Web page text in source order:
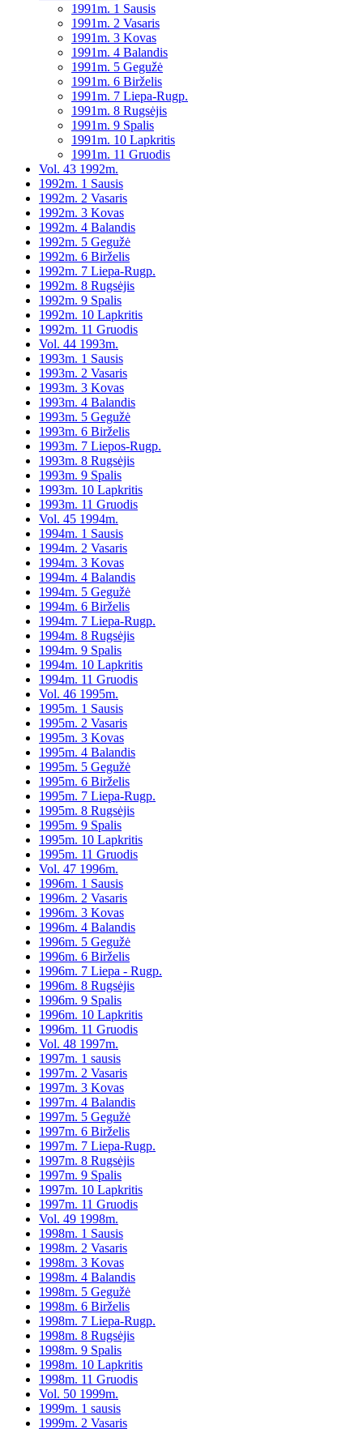
1991m. 1 Sausis
1991m. 2 Vasaris
1991m. 3 Kovas
1991m. 4 Balandis
1991m. 5 Gegužė
1991m. 6 Birželis
1991m. 7 Liepa-Rugp.
1991m. 8 Rugsėjis
1991m. 9 Spalis
1991m. 10 Lapkritis
1991m. 11 Gruodis
Vol. 43 1992m.
1992m. 1 Sausis
1992m. 2 Vasaris
1992m. 3 Kovas
1992m. 4 Balandis
1992m. 5 Gegužė
1992m. 6 Birželis
1992m. 7 Liepa-Rugp.
1992m. 8 Rugsėjis
1992m. 9 Spalis
1992m. 10 Lapkritis
1992m. 11 Gruodis
Vol. 44 1993m.
1993m. 1 Sausis
1993m. 2 Vasaris
1993m. 3 Kovas
1993m. 4 Balandis
1993m. 5 Gegužė
1993m. 6 Birželis
1993m. 7 Liepos-Rugp.
1993m. 8 Rugsėjis
1993m. 9 Spalis
1993m. 10 Lapkritis
1993m. 11 Gruodis
Vol. 45 1994m.
1994m. 1 Sausis
1994m. 2 Vasaris
1994m. 3 Kovas
1994m. 4 Balandis
1994m. 5 Gegužė
1994m. 6 Birželis
1994m. 7 Liepa-Rugp.
1994m. 8 Rugsėjis
1994m. 9 Spalis
1994m. 10 Lapkritis
1994m. 11 Gruodis
Vol. 46 1995m.
1995m. 1 Sausis
1995m. 2 Vasaris
1995m. 3 Kovas
1995m. 4 Balandis
1995m. 5 Gegužė
1995m. 6 Birželis
1995m. 7 Liepa-Rugp.
1995m. 8 Rugsėjis
1995m. 9 Spalis
1995m. 10 Lapkritis
1995m. 11 Gruodis
Vol. 47 1996m.
1996m. 1 Sausis
1996m. 2 Vasaris
1996m. 3 Kovas
1996m. 4 Balandis
1996m. 5 Gegužė
1996m. 6 Birželis
1996m. 7 Liepa - Rugp.
1996m. 8 Rugsėjis
1996m. 9 Spalis
1996m. 10 Lapkritis
1996m. 11 Gruodis
Vol. 48 1997m.
1997m. 1 sausis
1997m. 2 Vasaris
1997m. 3 Kovas
1997m. 4 Balandis
1997m. 5 Gegužė
1997m. 6 Birželis
1997m. 7 Liepa-Rugp.
1997m. 8 Rugsėjis
1997m. 9 Spalis
1997m. 10 Lapkritis
1997m. 11 Gruodis
Vol. 49 1998m.
1998m. 1 Sausis
1998m. 2 Vasaris
1998m. 3 Kovas
1998m. 4 Balandis
1998m. 5 Gegužė
1998m. 6 Birželis
1998m. 7 Liepa-Rugp.
1998m. 8 Rugsėjis
1998m. 9 Spalis
1998m. 10 Lapkritis
1998m. 11 Gruodis
Vol. 50 1999m.
1999m. 1 sausis
1999m. 2 Vasaris